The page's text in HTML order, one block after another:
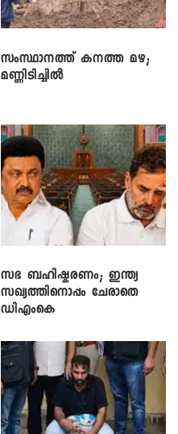
സംസ്ഥാനത്ത് കനത്ത മഴ;
മണ്ണിടിച്ചിൽ
സഭ ബഹിഷ്കരണം; ഇന്ത്യ
സഖ്യത്തിനൊപ്പം ചേരാതെ
ഡിഎംകെ